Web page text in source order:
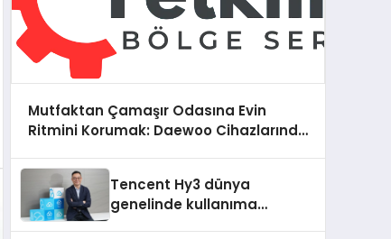
Mutfaktan Çamaşır Odasına Evin
Ritmini Korumak: Daewoo Cihazlarında
Tencent Hy3 dünya
genelinde kullanıma